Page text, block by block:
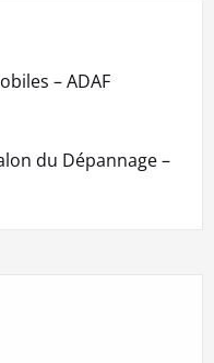
– ADAF
du Dépannage –